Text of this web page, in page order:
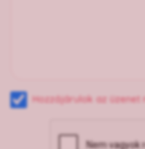
Hozzájárulok az üzenet